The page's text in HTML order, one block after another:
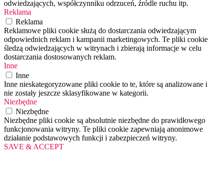
odwiedzających, współczynniku odrzuceń, źródle ruchu itp.
Reklama
Reklama
Reklamowe pliki cookie służą do dostarczania odwiedzającym
odpowiednich reklam i kampanii marketingowych. Te pliki cookie
śledzą odwiedzających w witrynach i zbierają informacje w celu
dostarczania dostosowanych reklam.
Inne
Inne
Inne nieskategoryzowane pliki cookie to te, które są analizowane i
nie zostały jeszcze sklasyfikowane w kategorii.
Niezbędne
Niezbędne
Niezbędne pliki cookie są absolutnie niezbędne do prawidłowego
funkcjonowania witryny. Te pliki cookie zapewniają anonimowe
działanie podstawowych funkcji i zabezpieczeń witryny.
SAVE & ACCEPT